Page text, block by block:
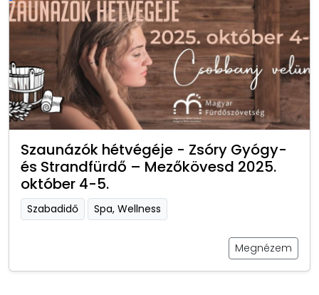
Szaunázók hétvégéje - Zsóry Gyógy-
és Strandfürdő – Mezőkövesd 2025.
október 4-5.
Szabadidő Spa, Wellness
Megnézem